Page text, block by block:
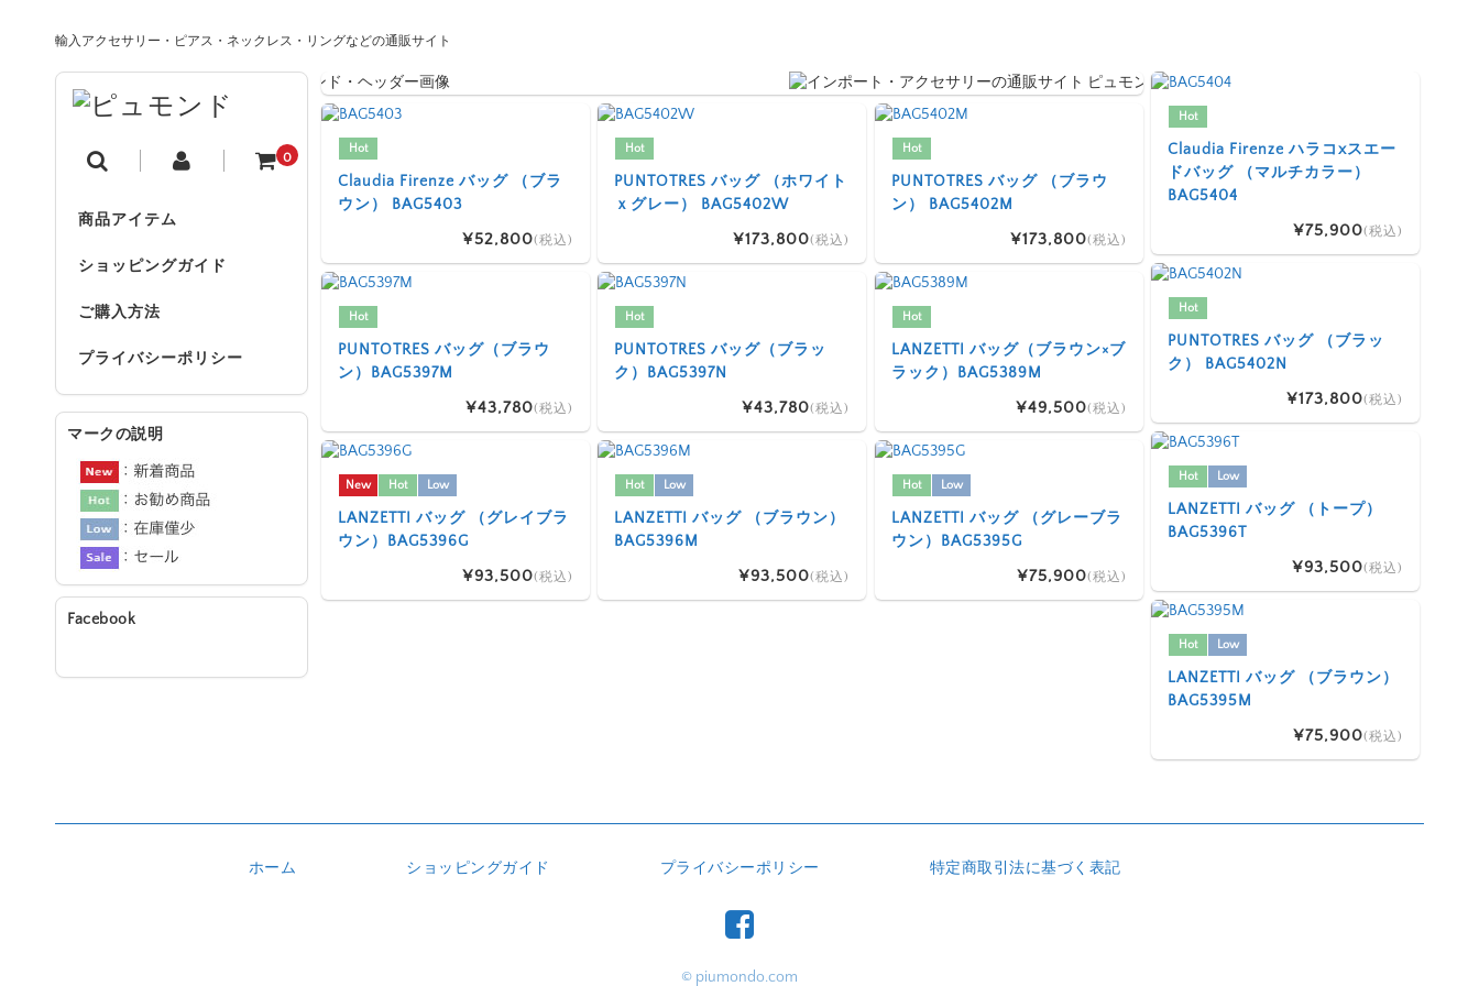
輸入アクセサリー・ピアス・ネックレス・リングなどの通販サイト
0
商品アイテム
ショッピングガイド
ご購入方法
プライバシーポリシー
Hot
Claudia Firenze ハラコxスエー
ドバッグ （マルチカラー）
BAG5404
¥75,900(税込)
Hot
Claudia Firenze バッグ （ブラ
ウン） BAG5403
¥52,800(税込)
Hot
PUNTOTRES バッグ （ホワイト
ｘグレー） BAG5402W
¥173,800(税込)
Hot
PUNTOTRES バッグ （ブラウ
ン） BAG5402M
¥173,800(税込)
Hot
PUNTOTRES バッグ （ブラッ
ク） BAG5402N
¥173,800(税込)
Hot
PUNTOTRES バッグ（ブラウ
ン）BAG5397M
¥43,780(税込)
Hot
PUNTOTRES バッグ（ブラッ
ク）BAG5397N
¥43,780(税込)
Hot
LANZETTI バッグ（ブラウン×ブ
ラック）BAG5389M
¥49,500(税込)
Hot Low
LANZETTI バッグ （トープ）
BAG5396T
¥93,500(税込)
New Hot Low
LANZETTI バッグ （グレイブラ
ウン）BAG5396G
¥93,500(税込)
Hot Low
LANZETTI バッグ （ブラウン）
BAG5396M
¥93,500(税込)
Hot Low
LANZETTI バッグ （グレーブラ
ウン）BAG5395G
¥75,900(税込)
Hot Low
LANZETTI バッグ （ブラウン）
BAG5395M
¥75,900(税込)
マークの説明
Facebook
ホーム ショッピングガイド プライバシーポリシー 特定商取引法に基づく表記
© piumondo.com